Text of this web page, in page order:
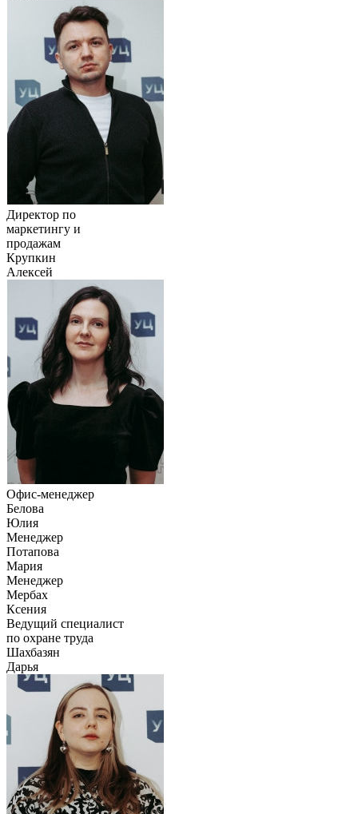
Директор по
маркетингу и
продажам
Крупкин
Алексей
Офис-менеджер
Белова
Юлия
Менеджер
Потапова
Мария
Менеджер
Мербах
Ксения
Ведущий специалист
по охране труда
Шахбазян
Дарья